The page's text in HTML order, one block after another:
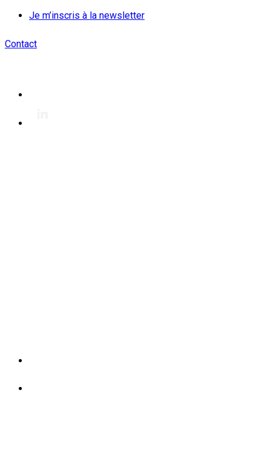
Je m’inscris à la newsletter
Contact